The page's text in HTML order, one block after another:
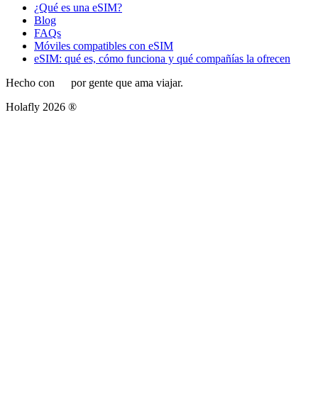
¿Qué es una eSIM?
Blog
FAQs
Móviles compatibles con eSIM
eSIM: qué es, cómo funciona y qué compañías la ofrecen
Hecho con
por gente que ama viajar.
Holafly 2026 ®